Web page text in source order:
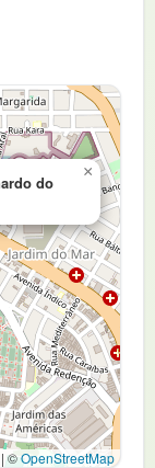
do
×
|©OpenStreetMap